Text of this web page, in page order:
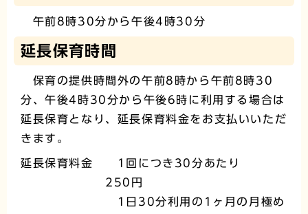
午前8時30分から午後4時30分
延長保育時間
保育の提供時間外の午前8時から午前8時30
分、午後4時30分から午後6時に利用する場合は
延長保育となり、延長保育料金をお支払いいただ
きます。
延長保育料金 1回につき30分あたり
250円
1日30分利用の1ヶ月の月極め